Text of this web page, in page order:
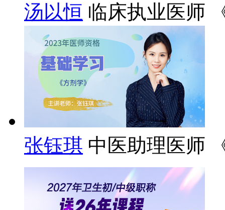
汤以恒 临床执业医师
张钰琪 中医助理医师